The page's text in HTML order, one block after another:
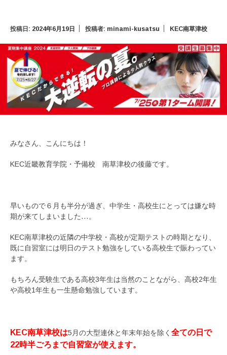
投稿日: 2024年6月19日 投稿者: minami-kusatsu KEC南草津校
みなさん、こんにちは！
KEC近畿教育学院・予備校 南草津校の後藤です。
早いもので６月も半分が過ぎ、中学生・高校生にとっては嫌な時
期が来てしまいました…。
KEC南草津校の近隣の中学校・高校が定期テストの時期となり、
既に自習室には明日のテスト勉強をしている高校生で賑わってい
ます。
もちろん受験生である高校3年生は当然のことながら、高校2年生
や高校1年生も一生懸命勉強しています。
KEC南草津校は5月の大型連休と年末年始を除く 全ての日で
22時半ごろまで自習室が使えます。